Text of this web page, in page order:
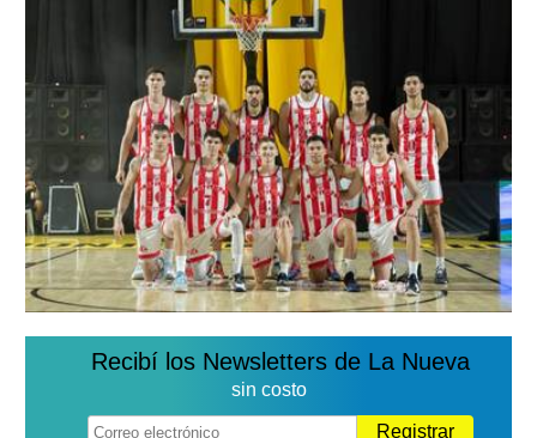
Recibí los Newsletters de La Nueva
sin costo
Registrar